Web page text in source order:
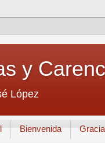
y
López
Bienvenida